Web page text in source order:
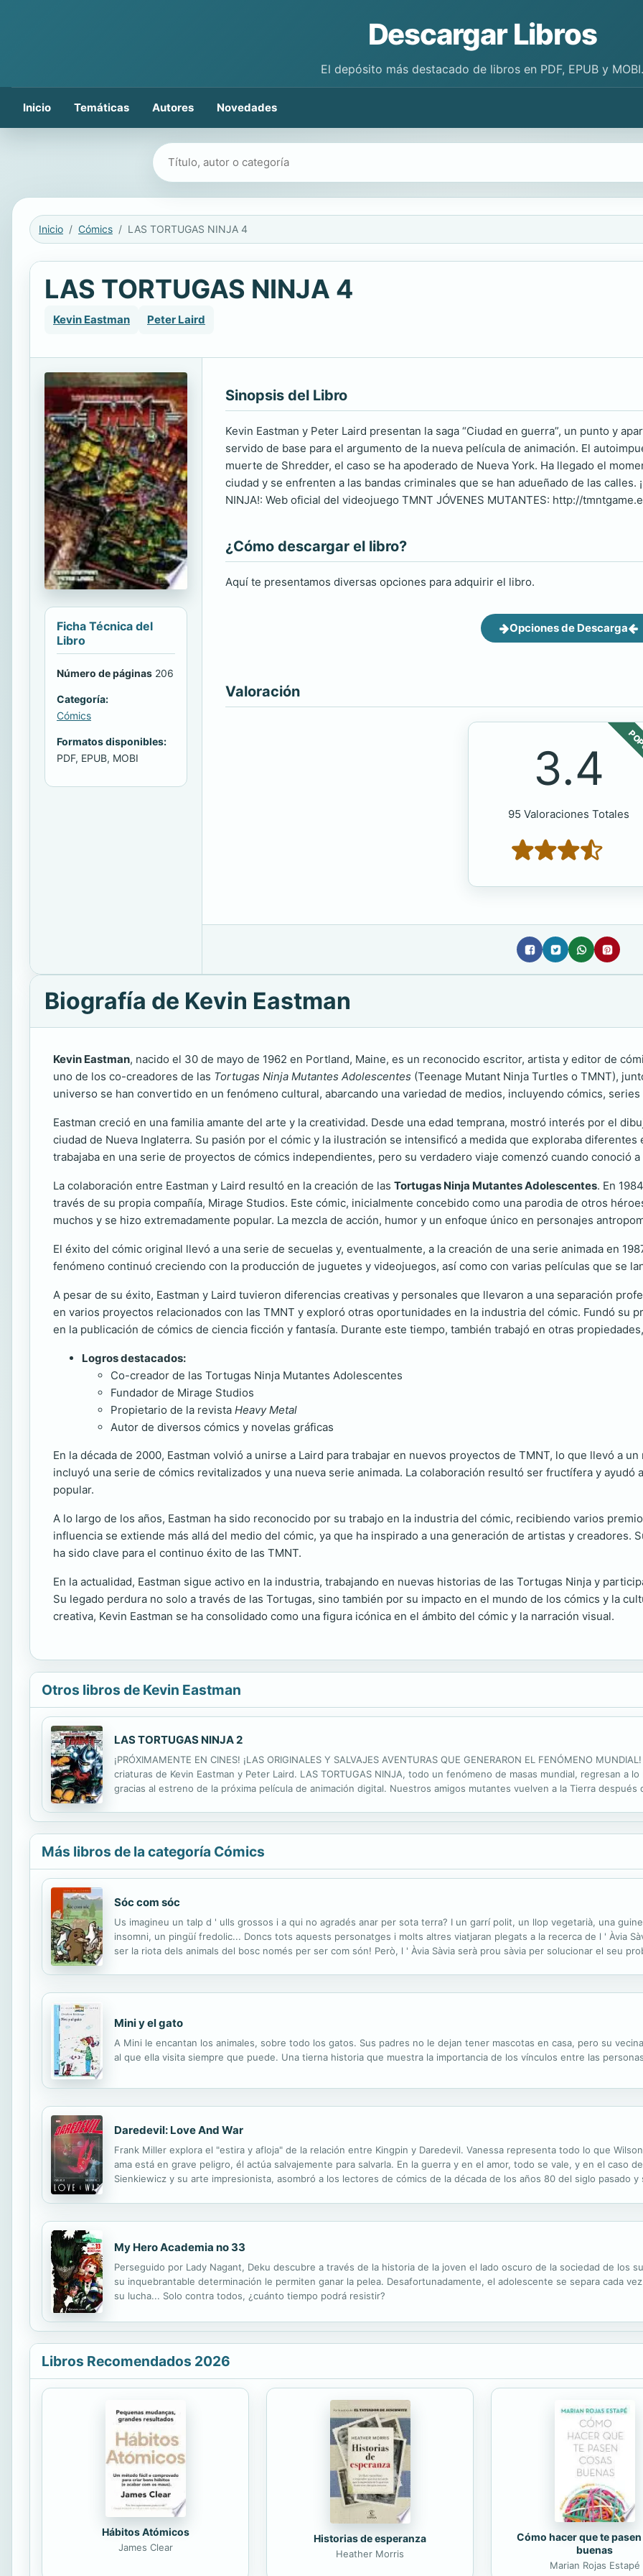
Descargar Libros
El depósito más destacado de libros en PDF, EPUB y MOBI.
Inicio Temáticas Autores Novedades
Buscar libros
Inicio Cómics LAS TORTUGAS NINJA 4
LAS TORTUGAS NINJA 4
Kevin Eastman Peter Laird
Ficha Técnica del
Libro
Número de páginas 206
Categoría:
Cómics
Formatos disponibles:
PDF, EPUB, MOBI
Sinopsis del Libro
Kevin Eastman y Peter Laird presentan la saga “Ciudad en guerra”, un punto y
servido de base para el argumento de la nueva película de animación. El
muerte de Shredder, el caso se ha apoderado de Nueva York. Ha llegado el
ciudad y se enfrenten a las bandas criminales que se han adueñado de las calles.
NINJA!: Web oficial del videojuego TMNT JÓVENES MUTANTES: http://
¿Cómo descargar el libro?
Aquí te presentamos diversas opciones para adquirir el libro.
Opciones de Descarga
Valoración
3.4
95 Valoraciones Totales
Biografía de Kevin Eastman
Kevin Eastman, nacido el 30 de mayo de 1962 en Portland, Maine, es un reconocido escritor, artista y editor de
uno de los co-creadores de las Tortugas Ninja Mutantes Adolescentes (Teenage Mutant Ninja Turtles o TMNT),
universo se han convertido en un fenómeno cultural, abarcando una variedad de medios, incluyendo cómics,
Eastman creció en una familia amante del arte y la creatividad. Desde una edad temprana, mostró interés por el
ciudad de Nueva Inglaterra. Su pasión por el cómic y la ilustración se intensificó a medida que exploraba diferentes
trabajaba en una serie de proyectos de cómics independientes, pero su verdadero viaje comenzó cuando conoció
La colaboración entre Eastman y Laird resultó en la creación de las Tortugas Ninja Mutantes Adolescentes. En
través de su propia compañía, Mirage Studios. Este cómic, inicialmente concebido como una parodia de otros
muchos y se hizo extremadamente popular. La mezcla de acción, humor y un enfoque único en personajes
El éxito del cómic original llevó a una serie de secuelas y, eventualmente, a la creación de una serie animada en
fenómeno continuó creciendo con la producción de juguetes y videojuegos, así como con varias películas que se
A pesar de su éxito, Eastman y Laird tuvieron diferencias creativas y personales que llevaron a una separación
en varios proyectos relacionados con las TMNT y exploró otras oportunidades en la industria del cómic. Fundó su
en la publicación de cómics de ciencia ficción y fantasía. Durante este tiempo, también trabajó en otras
Logros destacados:
Co-creador de las Tortugas Ninja Mutantes Adolescentes
Fundador de Mirage Studios
Propietario de la revista Heavy Metal
Autor de diversos cómics y novelas gráficas
En la década de 2000, Eastman volvió a unirse a Laird para trabajar en nuevos proyectos de TMNT, lo que llevó a
incluyó una serie de cómics revitalizados y una nueva serie animada. La colaboración resultó ser fructífera y
popular.
A lo largo de los años, Eastman ha sido reconocido por su trabajo en la industria del cómic, recibiendo varios
influencia se extiende más allá del medio del cómic, ya que ha inspirado a una generación de artistas y creadores.
ha sido clave para el continuo éxito de las TMNT.
En la actualidad, Eastman sigue activo en la industria, trabajando en nuevas historias de las Tortugas Ninja y
Su legado perdura no solo a través de las Tortugas, sino también por su impacto en el mundo de los cómics y la
creativa, Kevin Eastman se ha consolidado como una figura icónica en el ámbito del cómic y la narración visual.
Otros libros de Kevin Eastman
LAS TORTUGAS NINJA 2
¡PRÓXIMAMENTE EN CINES! ¡LAS ORIGINALES Y SALVAJES AVENTURAS QUE GENERARON EL FENÓMENO
criaturas de Kevin Eastman y Peter Laird. LAS TORTUGAS NINJA, todo un fenómeno de masas mundial, regresan a
gracias al estreno de la próxima película de animación digital. Nuestros amigos mutantes vuelven a la Tierra
Más libros de la categoría Cómics
Sóc com sóc
Us imagineu un talp d ' ulls grossos i a qui no agradés anar per sota terra? I un garrí polit, un llop vegetarià, una
insomni, un pingüí fredolic... Doncs tots aquests personatges i molts altres viatjaran plegats a la recerca de l ' Àvia
ser la riota dels animals del bosc només per ser com són! Però, l ' Àvia Sàvia serà prou sàvia per solucionar el seu
Mini y el gato
A Mini le encantan los animales, sobre todo los gatos. Sus padres no le dejan tener mascotas en casa, pero su
al que ella visita siempre que puede. Una tierna historia que muestra la importancia de los vínculos entre las
Daredevil: Love And War
Frank Miller explora el "estira y afloja" de la relación entre Kingpin y Daredevil. Vanessa representa todo lo que
ama está en grave peligro, él actúa salvajemente para salvarla. En la guerra y en el amor, todo se vale, y en el caso
Sienkiewicz y su arte impresionista, asombró a los lectores de cómics de la década de los años 80 del siglo pasado
My Hero Academia no 33
Perseguido por Lady Nagant, Deku descubre a través de la historia de la joven el lado oscuro de la sociedad de los
su inquebrantable determinación le permiten ganar la pelea. Desafortunadamente, el adolescente se separa cada
su lucha... Solo contra todos, ¿cuánto tiempo podrá resistir?
Libros Recomendados 2026
Hábitos Atómicos
James Clear
Historias de esperanza
Heather Morris
Cómo hacer que te
buenas
Marian Rojas Estapé